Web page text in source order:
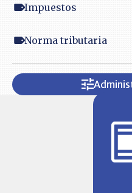
Impuestos
Norma tributaria